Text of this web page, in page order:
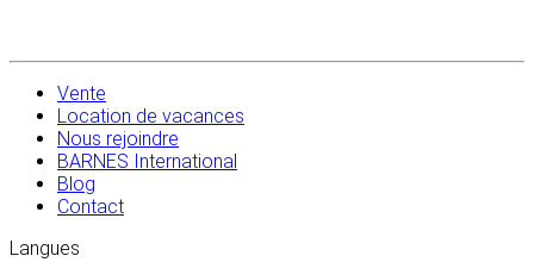
Vente
Location de vacances
Nous rejoindre
BARNES International
Blog
Contact
Langues